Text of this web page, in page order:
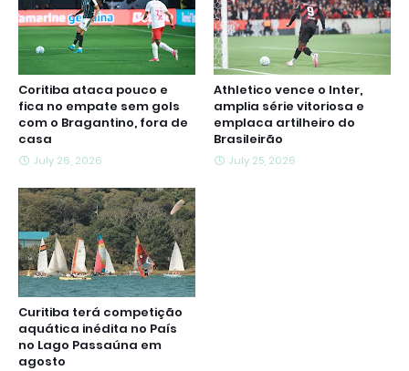
Coritiba ataca pouco e
fica no empate sem gols
com o Bragantino, fora de
casa
July 26, 2026
Athletico vence o Inter,
amplia série vitoriosa e
emplaca artilheiro do
Brasileirão
July 25, 2026
Curitiba terá competição
aquática inédita no País
no Lago Passaúna em
agosto